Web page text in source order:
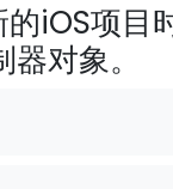
iOS项目
对象。